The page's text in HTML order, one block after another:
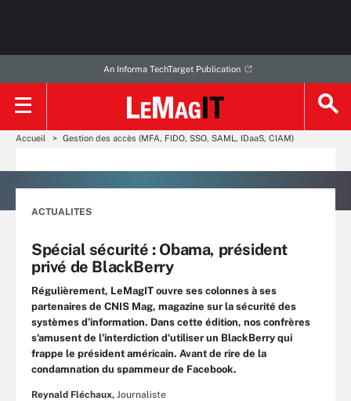
An Informa TechTarget Publication
Accueil Gestion des accès (MFA, FIDO, SSO, SAML, IDaaS, CIAM)
ACTUALITES
Spécial sécurité : Obama, président
privé de BlackBerry
Régulièrement, LeMagIT ouvre ses colonnes à ses
partenaires de CNIS Mag, magazine sur la sécurité des
systèmes d’information. Dans cette édition, nos confrères
s'amusent de l'interdiction d'utiliser un BlackBerry qui
frappe le président américain. Avant de rire de la
condamnation du spammeur de Facebook.
Reynald Fléchaux, Journaliste